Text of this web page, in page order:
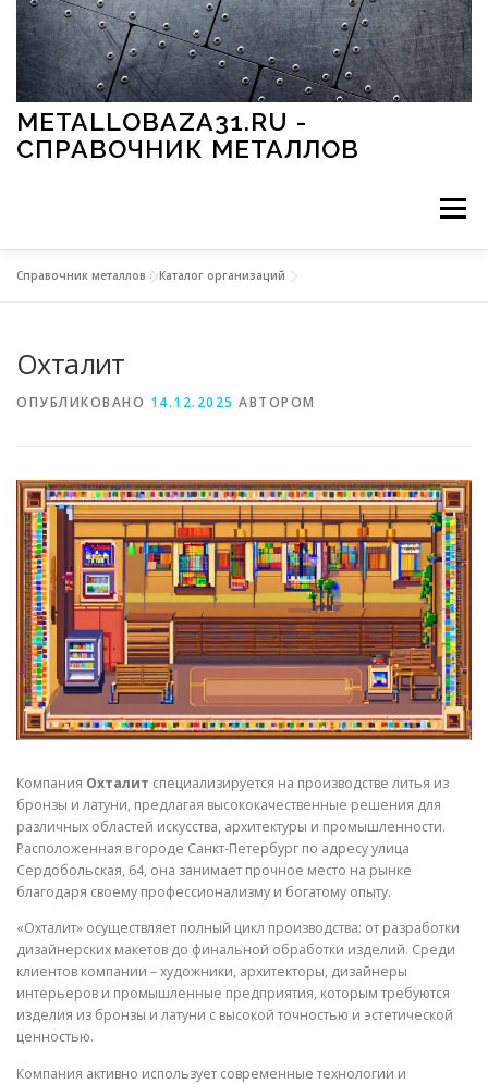
Перейти к содержимому
METALLOBAZA31.RU -
СПРАВОЧНИК МЕТАЛЛОВ
Меню
МЕТАЛЛЫ И ОКРУЖАЮЩАЯ СРЕДА
СВОЙСТВА МЕТАЛЛОВ СОРТА МЕТАЛЛОВ
СТАТЬИ
Справочник металлов »Каталог организаций
Охталит
ОПУБЛИКОВАНО 14.12.2025 АВТОРОМ
Компания Охталит специализируется на производстве литья из
бронзы и латуни, предлагая высококачественные решения для
различных областей искусства, архитектуры и промышленности.
Расположенная в городе Санкт-Петербург по адресу улица
Сердобольская, 64, она занимает прочное место на рынке
благодаря своему профессионализму и богатому опыту.
«Охталит» осуществляет полный цикл производства: от разработки
дизайнерских макетов до финальной обработки изделий. Среди
клиентов компании – художники, архитекторы, дизайнеры
интерьеров и промышленные предприятия, которым требуются
изделия из бронзы и латуни с высокой точностью и эстетической
ценностью.
Компания активно использует современные технологии и